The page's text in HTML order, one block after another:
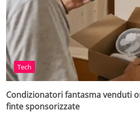
Tech
Condizionatori fantasma venduti
finte sponsorizzate